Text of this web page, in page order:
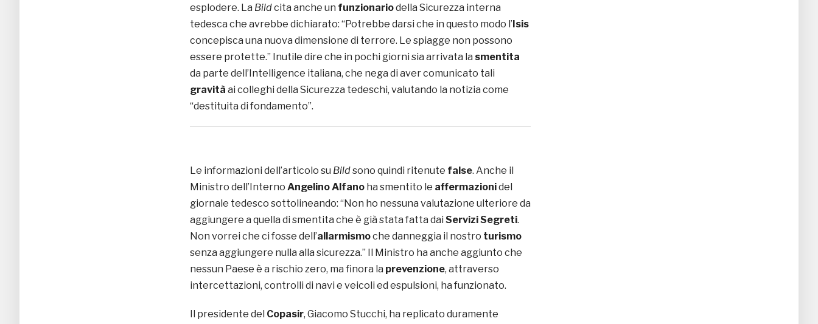
esplodere. La Bildcita anche un funzionariodella Sicurezza interna
tedesca che avrebbe dichiarato: “Potrebbe darsi che in questo modo l’ Isis
concepisca una nuova dimensione di terrore. Le spiagge non possono
essere protette.” Inutile dire che in pochi giorni sia arrivata la smentita
da parte dell’Intelligence italiana, che nega di aver comunicato tali
gravità ai colleghi della Sicurezza tedeschi, valutando la notizia come
“destituita di fondamento”.
Le informazioni dell’articolo su Bildsono quindi ritenute false. Anche il
Ministro dell’Interno Angelino Alfano ha smentito le affermazionidel
giornale tedesco sottolineando: “Non ho nessuna valutazione ulteriore da
aggiungere a quella di smentita che è già stata fatta dai Servizi Segreti.
Non vorrei che ci fosse dell’allarmismoche danneggia il nostro turismo
senza aggiungere nulla alla sicurezza.” Il Ministro ha anche aggiunto che
nessun Paese è a rischio zero, ma finora la prevenzione, attraverso
intercettazioni, controlli di navi e veicoli ed espulsioni, ha funzionato.
Il presidente del Copasir, Giacomo Stucchi, ha replicato duramente